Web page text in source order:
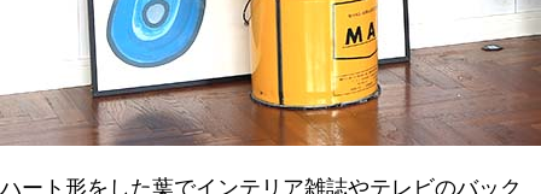
ハート形をした葉でインテリア雑誌やテレビのバック